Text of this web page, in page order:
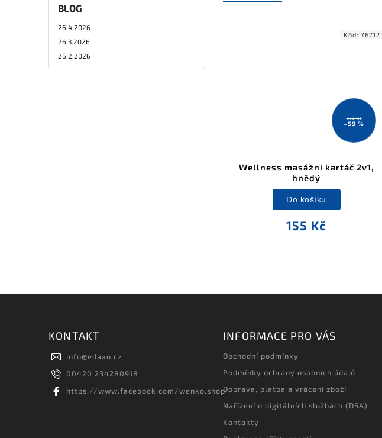
BLOG
26.4.2026
26.3.2026
26.2.2026
379 Kč
–59 %
Wellness masážní kartáč 2v1,
hnědý
155 Kč
Do košíku
Kód: 76712
KONTAKT
info@edaxo.cz
00420 234280918
https://www.facebook.com/wenko.shop
INFORMACE PRO VÁS
Obchodní podmínky
Podmínky ochrany osobních údajů
Doprava, platba a vrácení zboží
Nařízení o digitálních službách (DSA)
Kontakty